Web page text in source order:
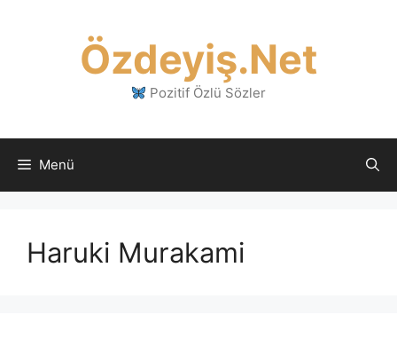
Özdeyiş.Net
Pozitif Özlü Sözler
Menü
Haruki Murakami